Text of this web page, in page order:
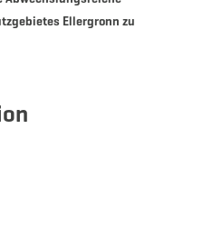
Ellergronn zu